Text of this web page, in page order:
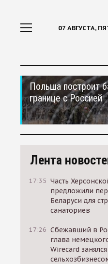
07 АВГУСТА,
Польша построит
границе с Россией
Лента
17:35 Часть
предложили
Беларуси для
санаториев
17:26 Сбежавший в
глава
Wirecard занялся